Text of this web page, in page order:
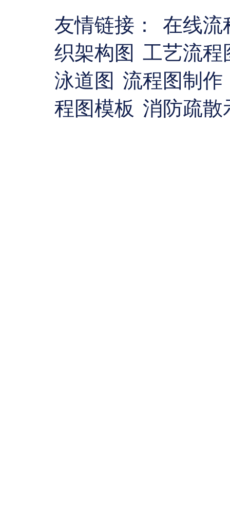
友情链接：
在线
织架构图 工艺流
泳道图 流程图制作
程图模板 消防疏散